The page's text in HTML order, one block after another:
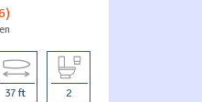
37 ft 2